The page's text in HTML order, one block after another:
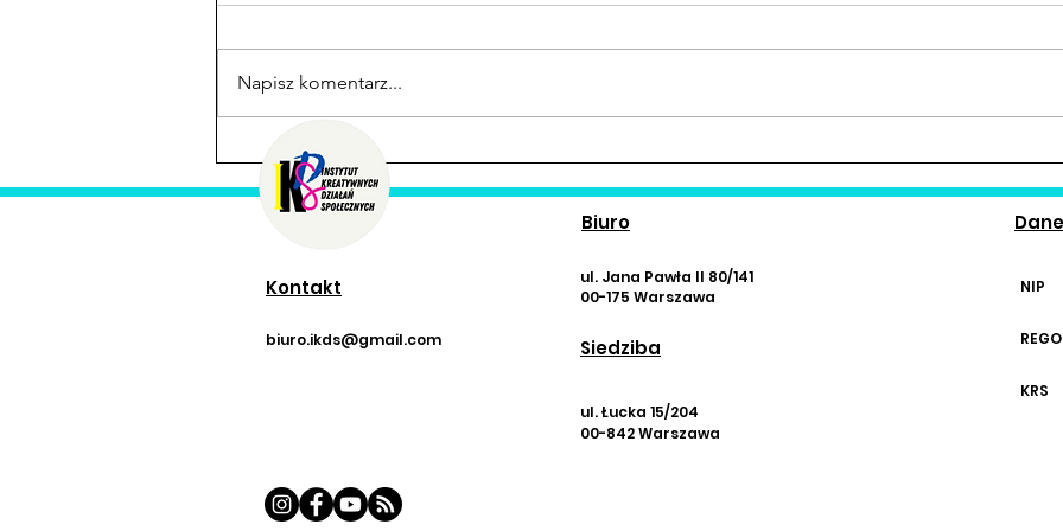
🎬 Nowy film
podsumowujący projekt
EkoPrzyszłość – już
Informacja o
dofinansowaniu - Program
Działanie"
Napisz komentarz...
Biuro Dane
Kontakt
biuro.ikds@gmail.com
ul. Jana Pawła II 80/141
00-175 Warszawa
Siedziba
ul. Łucka 15/204
00-842 Warszawa
NIP
KRS